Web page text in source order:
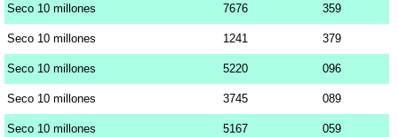
Seco 10 millones 7676 359
Seco 10 millones 1241 379
Seco 10 millones 5220 096
Seco 10 millones 3745 089
Seco 10 millones 5167 059